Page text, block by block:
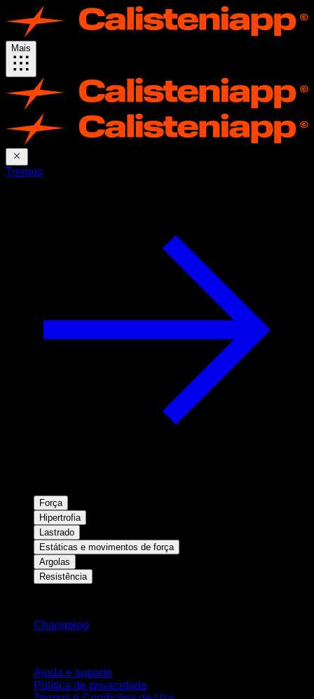
Mais
Treinos
Força
Hipertrofia
Lastrado
Estáticas e movimentos de força
Argolas
Resistência
Changelog
Ajuda e suporte
Política de privacidade